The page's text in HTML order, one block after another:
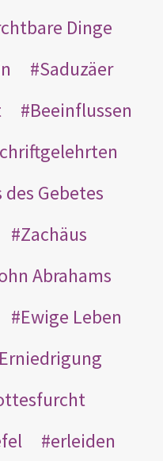
Dinge
Saduzäer
Beeinflussen
des Gebetes
Zachäus
Abrahams
Ewige Leben
Erniedrigung
erleiden